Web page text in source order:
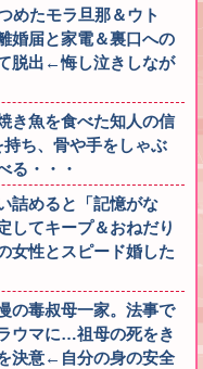
めたモラ旦那＆ウト
婚届と家電＆裏口への
脱出←悔し泣きしなが
き魚を食べた知人の信
ち、骨や手をしゃぶ
る・・・
詰めると「記憶がな
してキープ＆おねだり
女性とスピード婚した
の毒叔母一家。法事で
ウマに…祖母の死をき
決意←自分の身の安全